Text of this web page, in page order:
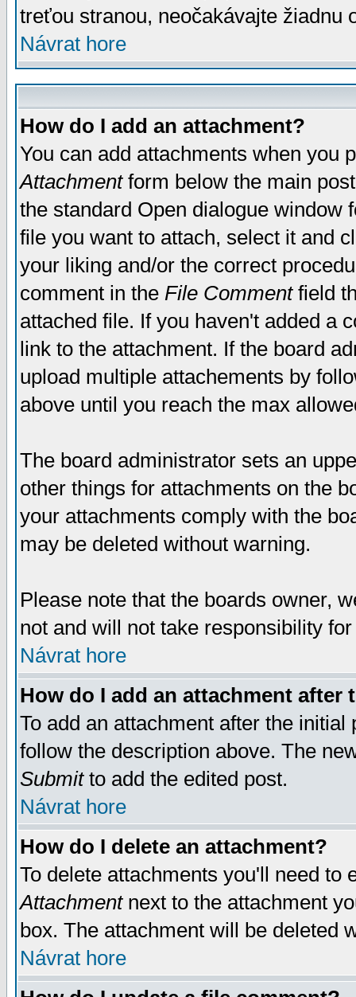
treťou stranou, neočakávajte žiadnu
Návrat hore
How do I add an attachment?
You can add attachments when you
Attachmentform below the main
the standard Open dialogue window
file you want to attach, select it and
your liking and/or the correct
comment in the File Commentfield
attached file. If you haven't added a
link to the attachment. If the board
upload multiple attachements by
above until you reach the max
The board administrator sets an
other things for attachments on the
your attachments comply with the
may be deleted without warning.
Please note that the boards owner,
not and will not take responsibility
Návrat hore
How do I add an attachment after
To add an attachment after the
follow the description above. The
Submitto add the edited post.
Návrat hore
How do I delete an attachment?
To delete attachments you'll need
Attachmentnext to the attachment
box. The attachment will be deleted
Návrat hore